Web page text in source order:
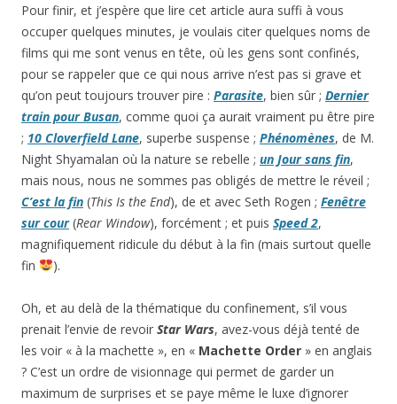
Pour finir, et j’espère que lire cet article aura suffi à vous
occuper quelques minutes, je voulais citer quelques noms de
films qui me sont venus en tête, où les gens sont confinés,
pour se rappeler que ce qui nous arrive n’est pas si grave et
qu’on peut toujours trouver pire : Parasite, bien sûr ; Dernier
train pour Busan, comme quoi ça aurait vraiment pu être pire
; 10 Cloverfield Lane, superbe suspense ; Phénomènes, de M.
Night Shyamalan où la nature se rebelle ; un Jour sans fin,
mais nous, nous ne sommes pas obligés de mettre le réveil ;
C’est la fin (This Is the End), de et avec Seth Rogen ; Fenêtre
sur cour(Rear Window), forcément ; et puis Speed 2,
magnifiquement ridicule du début à la fin (mais surtout quelle
fin
).
Oh, et au delà de la thématique du confinement, s’il vous
prenait l’envie de revoir Star Wars, avez-vous déjà tenté de
les voir « à la machette », en « Machette Order » en anglais
? C’est un ordre de visionnage qui permet de garder un
maximum de surprises et se paye même le luxe d’ignorer